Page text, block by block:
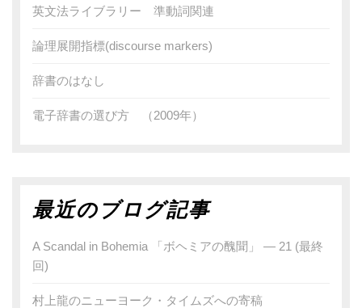
英文法ライブラリー 準動詞関連
論理展開指標(discourse markers)
辞書のはなし
電子辞書の選び方 （2009年）
最近のブログ記事
A Scandal in Bohemia 「ボヘミアの醜聞」 — 21 (最終
回)
村上龍のニューヨーク・タイムズへの寄稿